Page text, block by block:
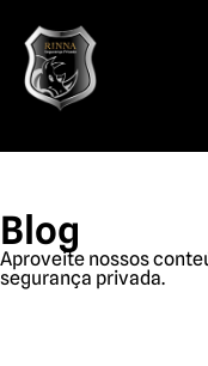
Blog
Aproveite nossos
segurança privada.